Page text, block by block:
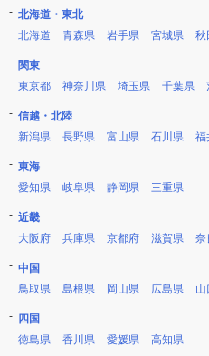
北海道・東北
北海道
青森県 岩手県 宮城県 秋
関東
東京都
神奈川県 埼玉県 千葉県
信越・北陸
新潟県
長野県 富山県 石川県 福
東海
愛知県
岐阜県 静岡県 三重県
近畿
大阪府
兵庫県 京都府 滋賀県 奈
中国
鳥取県
島根県 岡山県 広島県 山
四国
徳島県
香川県 愛媛県 高知県